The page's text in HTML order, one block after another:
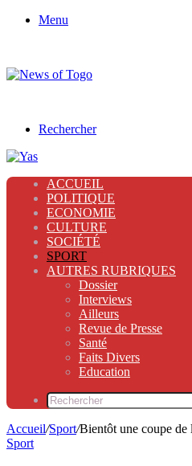
Menu
Rechercher
ACCUEIL
POLITIQUE
ECONOMIE
CULTURE
SOCIÉTÉ
SPORT
AUTRES RUBRIQUES
Dossier
Interviews
Ailleurs
Revue de Presse
Santé
Faits Divers
Education
Accueil/Sport/Bientôt une coupe
Sport